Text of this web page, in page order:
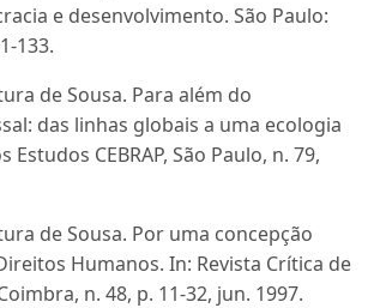
e desenvolvimento. São Paulo:
133.
de Sousa. Para além do
das linhas globais a uma ecologia
Estudos CEBRAP, São Paulo, n. 79,
de Sousa. Por uma concepção
Humanos. In: Revista Crítica de
n. 48, p. 11-32, jun. 1997.